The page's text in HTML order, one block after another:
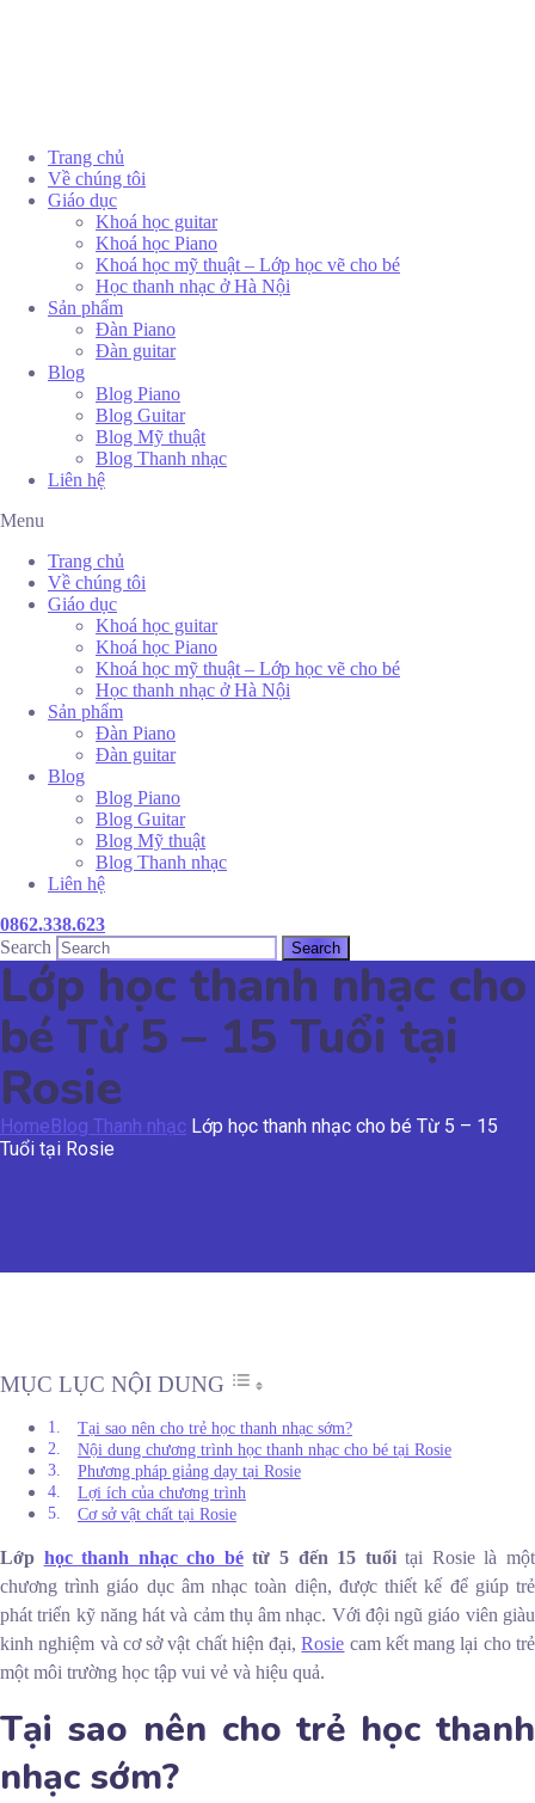
Trang chủ
Về chúng tôi
Giáo dục
Khoá học guitar
Khoá học Piano
Khoá học mỹ thuật – Lớp học vẽ cho bé
Học thanh nhạc ở Hà Nội
Sản phẩm
Đàn Piano
Đàn guitar
Blog
Blog Piano
Blog Guitar
Blog Mỹ thuật
Blog Thanh nhạc
Liên hệ
Menu
Trang chủ
Về chúng tôi
Giáo dục
Khoá học guitar
Khoá học Piano
Khoá học mỹ thuật – Lớp học vẽ cho bé
Học thanh nhạc ở Hà Nội
Sản phẩm
Đàn Piano
Đàn guitar
Blog
Blog Piano
Blog Guitar
Blog Mỹ thuật
Blog Thanh nhạc
Liên hệ
0862.338.623
Search
Lớp học thanh nhạc cho
bé Từ 5 – 15 Tuổi tại
Rosie
HomeBlog Thanh nhạc Lớp học thanh nhạc cho bé Từ 5 – 15
Tuổi tại Rosie
MỤC LỤC NỘI DUNG
Tại sao nên cho trẻ học thanh nhạc sớm?
Nội dung chương trình học thanh nhạc cho bé tại Rosie
Phương pháp giảng dạy tại Rosie
Lợi ích của chương trình
Cơ sở vật chất tại Rosie
Lớp học thanh nhạc cho bétừ 5 đến 15 tuổitại Rosie là một
chương trình giáo dục âm nhạc toàn diện, được thiết kế để giúp trẻ
phát triển kỹ năng hát và cảm thụ âm nhạc. Với đội ngũ giáo viên giàu
kinh nghiệm và cơ sở vật chất hiện đại,Rosie cam kết mang lại cho trẻ
một môi trường học tập vui vẻ và hiệu quả.
Tại sao nên cho trẻ học thanh
nhạc sớm?